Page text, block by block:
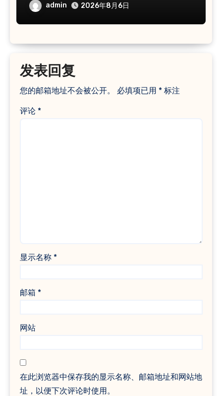
admin 2026年8月6日
发表回复
您的邮箱地址不会被公开。 必填项已用 *标注
评论 *
显示名称 *
邮箱 *
网站
在此浏览器中保存我的显示名称、邮箱地址和网站地
址，以便下次评论时使用。